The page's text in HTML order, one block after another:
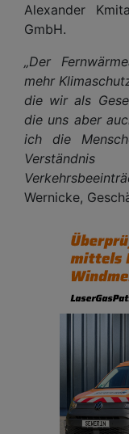
Alexander
GmbH.
„Der
mehr
die wir als
die uns aber
ich die
Wernicke,